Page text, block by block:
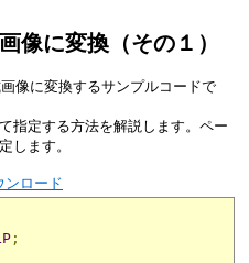
像に変換（その１）
像に変換するサンプルコードで
指定する方法を解説します。ペー
します。
ンロード
;